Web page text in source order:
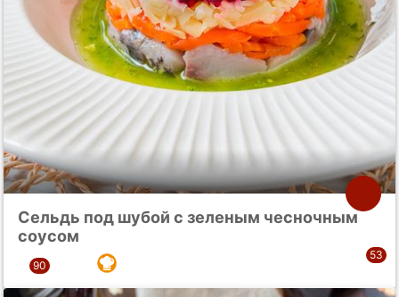
Сельдь под шубой с зеленым чесночным
соусом